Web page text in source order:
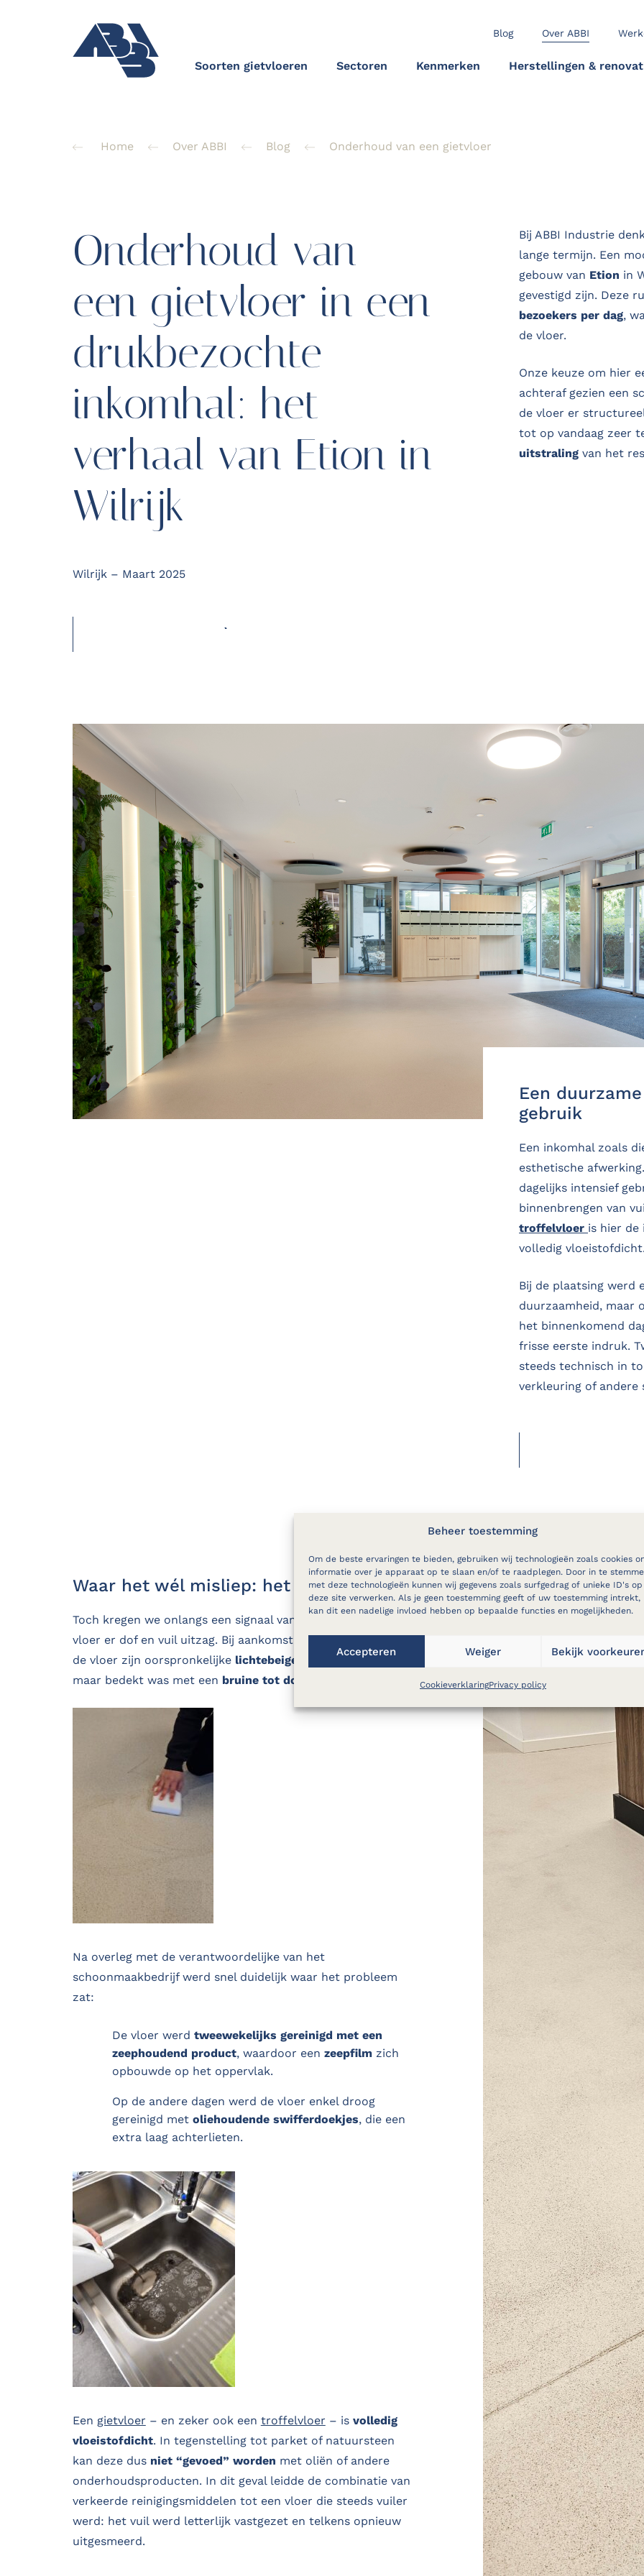
Beheer toestemming
Om de beste ervaringen te bieden, gebruiken wij technologieën zoals cookies
informatie over je apparaat op te slaan en/of te raadplegen. Door in te
met deze technologieën kunnen wij gegevens zoals surfgedrag of unieke ID's op
deze site verwerken. Als je geen toestemming geeft of uw toestemming intrekt,
kan dit een nadelige invloed hebben op bepaalde functies en mogelijkheden.
Accepteren Weiger Bekijk
CookieverklaringPrivacy policy
Blog Over ABBI
Soorten gietvloeren Sectoren Kenmerken Herstellingen &
Home Over ABBI Blog Onderhoud van een gietvloer
Onderhoud van
een gietvloer in een
drukbezochte
inkomhal: het
verhaal van Etion in
Wilrijk
Wilrijk – Maart 2025
Bij ABBI Industrie
lange termijn. Een
gebouw van Etion in
gevestigd zijn. Deze
bezoekers per dag,
de vloer.
Onze keuze om hier
achteraf gezien een
de vloer er
tot op vandaag zeer
uitstraling van het
Een
gebruik
Een inkomhal zoals
esthetische
dagelijks intensief
binnenbrengen van
troffelvloer is hier de
volledig
Bij de plaatsing werd
duurzaamheid, maar
het binnenkomend
frisse eerste indruk.
steeds technisch in
verkleuring of andere
Waar het wél misliep: het onderhoud
Toch kregen we onlangs een signaal van de klant dat de
vloer er dof en vuil uitzag. Bij aankomst stelden we vast dat
de vloer zijn oorspronkelijke lichtebeige kleur
nog had,
maar bedekt was met een bruine tot donkergrijze waas
Na overleg met de verantwoordelijke van het
schoonmaakbedrijf werd snel duidelijk waar het probleem
zat:
De vloer werd tweewekelijks gereinigd met een
zeephoudend product, waardoor een zeepfilmzich
opbouwde op het oppervlak.
Op de andere dagen werd de vloer enkel droog
gereinigd met oliehoudende swifferdoekjes, die een
extra laag achterlieten.
Een gietvloer – en zeker ook een troffelvloer – is volledig
vloeistofdicht. In tegenstelling tot parket of natuursteen
kan deze dus niet “gevoed” worden met oliën of andere
onderhoudsproducten. In dit geval leidde de combinatie van
verkeerde reinigingsmiddelen tot een vloer die steeds vuiler
werd: het vuil werd letterlijk vastgezet en telkens opnieuw
uitgesmeerd.